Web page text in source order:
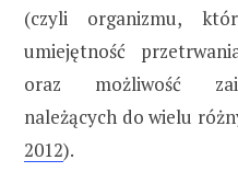
(czyli organizmu,
umiejętność
oraz możliwość
należących do wielu
2012).